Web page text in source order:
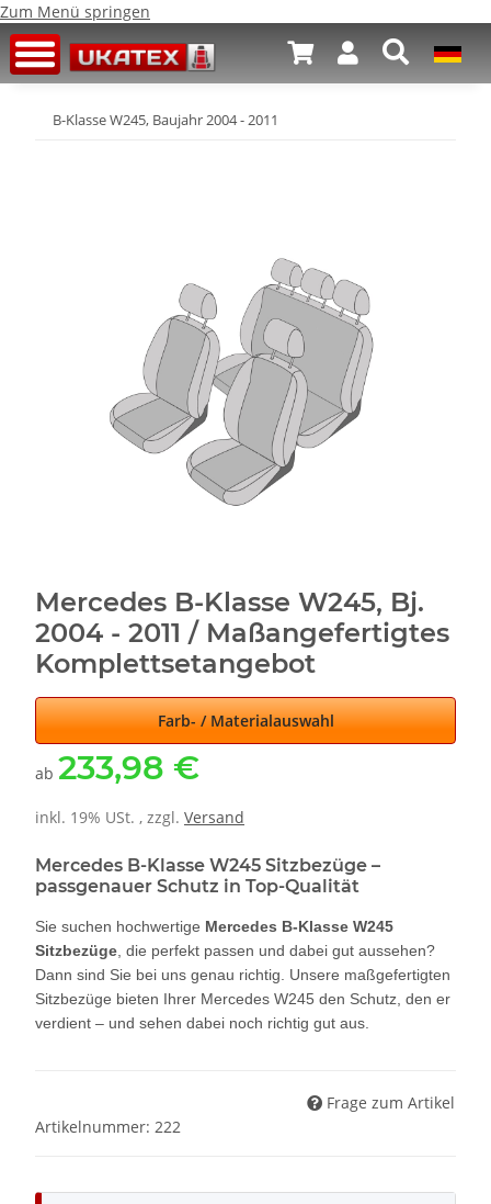
Zum Menü springen
B-Klasse W245, Baujahr 2004 - 2011
Mercedes B-Klasse W245, Bj.
2004 - 2011 / Maßangefertigtes
Komplettsetangebot
Farb- / Materialauswahl
ab 233,98 €
inkl. 19% USt. , zzgl. Versand
Mercedes B-Klasse W245 Sitzbezüge –
passgenauer Schutz in Top-Qualität
Sie suchen hochwertige Mercedes B-Klasse W245
Sitzbezüge , die perfekt passen und dabei gut aussehen?
Dann sind Sie bei uns genau richtig. Unsere maßgefertigten
Sitzbezüge bieten Ihrer Mercedes W245 den Schutz, den er
verdient – und sehen dabei noch richtig gut aus.
Frage zum Artikel
Artikelnummer: 222